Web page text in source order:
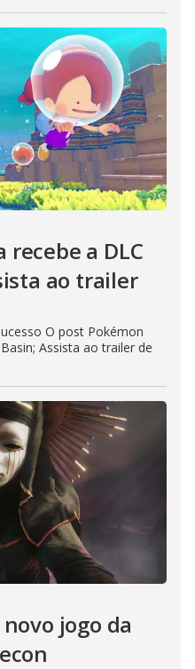
recebe a DLC
ao trailer
O post Pokémon
Assista ao trailer de
jogo da